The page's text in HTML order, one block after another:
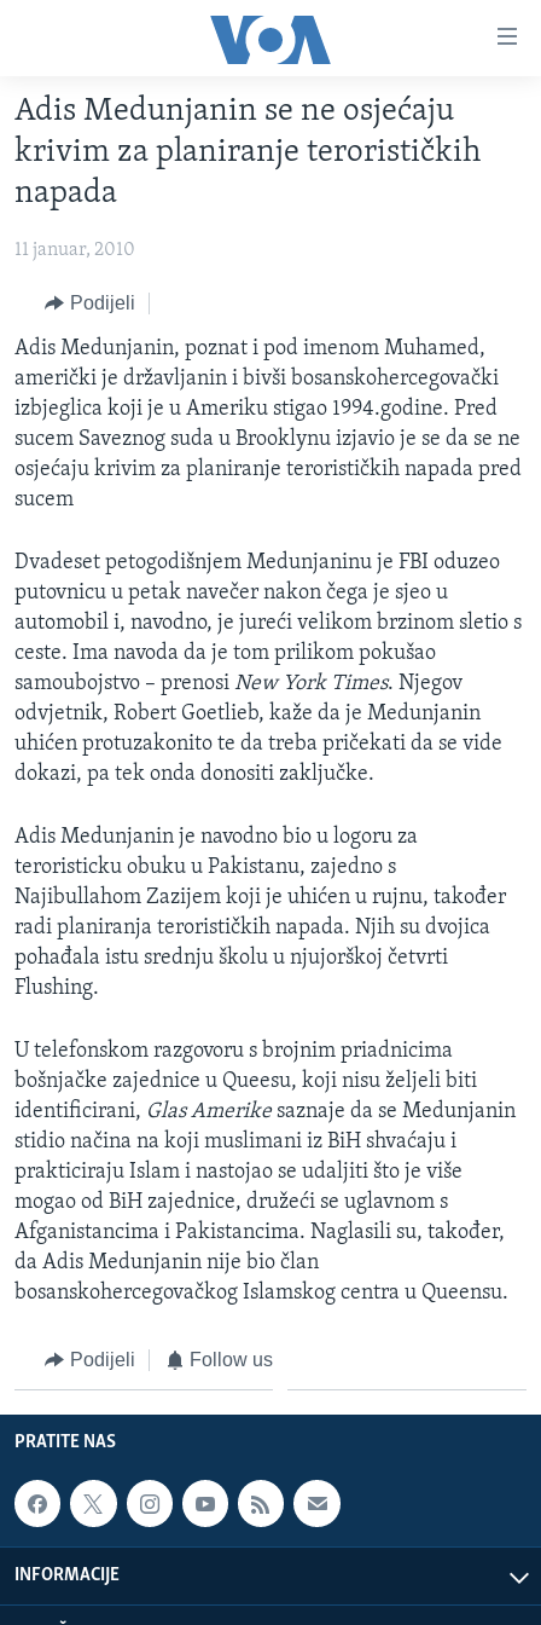
glavni
sadržaj
na
glavnu
navigaciju
pretragu
FOTOGRAFIJE DANA
VIJESTI
SJEDINJENE AMERIČKE DRŽAVE
BOSNA I HERCEGOVINA
SVIJET
NAUKA I TEHNOLOGIJA
SPECIJALNI PROJEKTI
KORUPCIJA
SLOBODA MEDIJA
ŽENSKA STRANA
MAGAZIN
O GLASU AMERIKE
Learning English
PRATITE NAS
Jezici
Adis Medunjanin se ne osjećaju
krivim za planiranje terorističkih
napada
11 januar, 2010
Podijeli
Adis Medunjanin, poznat i pod imenom Muhamed,
američki je državljanin i bivši bosanskohercegovački
izbjeglica koji je u Ameriku stigao 1994.godine. Pred
sucem Saveznog suda u Brooklynu izjavio je se da se ne
osjećaju krivim za planiranje terorističkih napada pred
sucem
Dvadeset petogodišnjem Medunjaninu je FBI oduzeo
putovnicu u petak navečer nakon čega je sjeo u
automobil i, navodno, je jureći velikom brzinom sletio s
ceste. Ima navoda da je tom prilikom pokušao
samoubojstvo – prenosi New York Times. Njegov
odvjetnik, Robert Goetlieb, kaže da je Medunjanin
uhićen protuzakonito te da treba pričekati da se vide
dokazi, pa tek onda donositi zaključke.
Adis Medunjanin je navodno bio u logoru za
teroristicku obuku u Pakistanu, zajedno s
Najibullahom Zazijem koji je uhićen u rujnu, također
radi planiranja terorističkih napada. Njih su dvojica
pohađala istu srednju školu u njujorškoj četvrti
Flushing.
U telefonskom razgovoru s brojnim priadnicima
bošnjačke zajednice u Queesu, koji nisu željeli biti
identificirani, Glas Amerikesaznaje da se Medunjanin
stidio načina na koji muslimani iz BiH shvaćaju i
prakticiraju Islam i nastojao se udaljiti što je više
mogao od BiH zajednice, družeći se uglavnom s
Afganistancima i Pakistancima. Naglasili su, također,
da Adis Medunjanin nije bio član
bosanskohercegovačkog Islamskog centra u Queensu.
Podijeli Follow us
PRATITE NAS
INFORMACIJE